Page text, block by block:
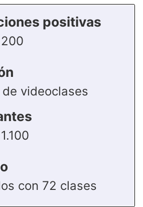
positivas
videoclases
con 72 clases